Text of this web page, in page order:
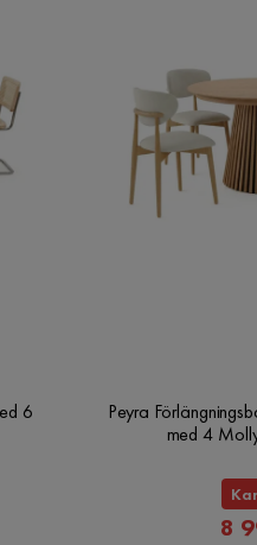
6
Peyra
med 4
8